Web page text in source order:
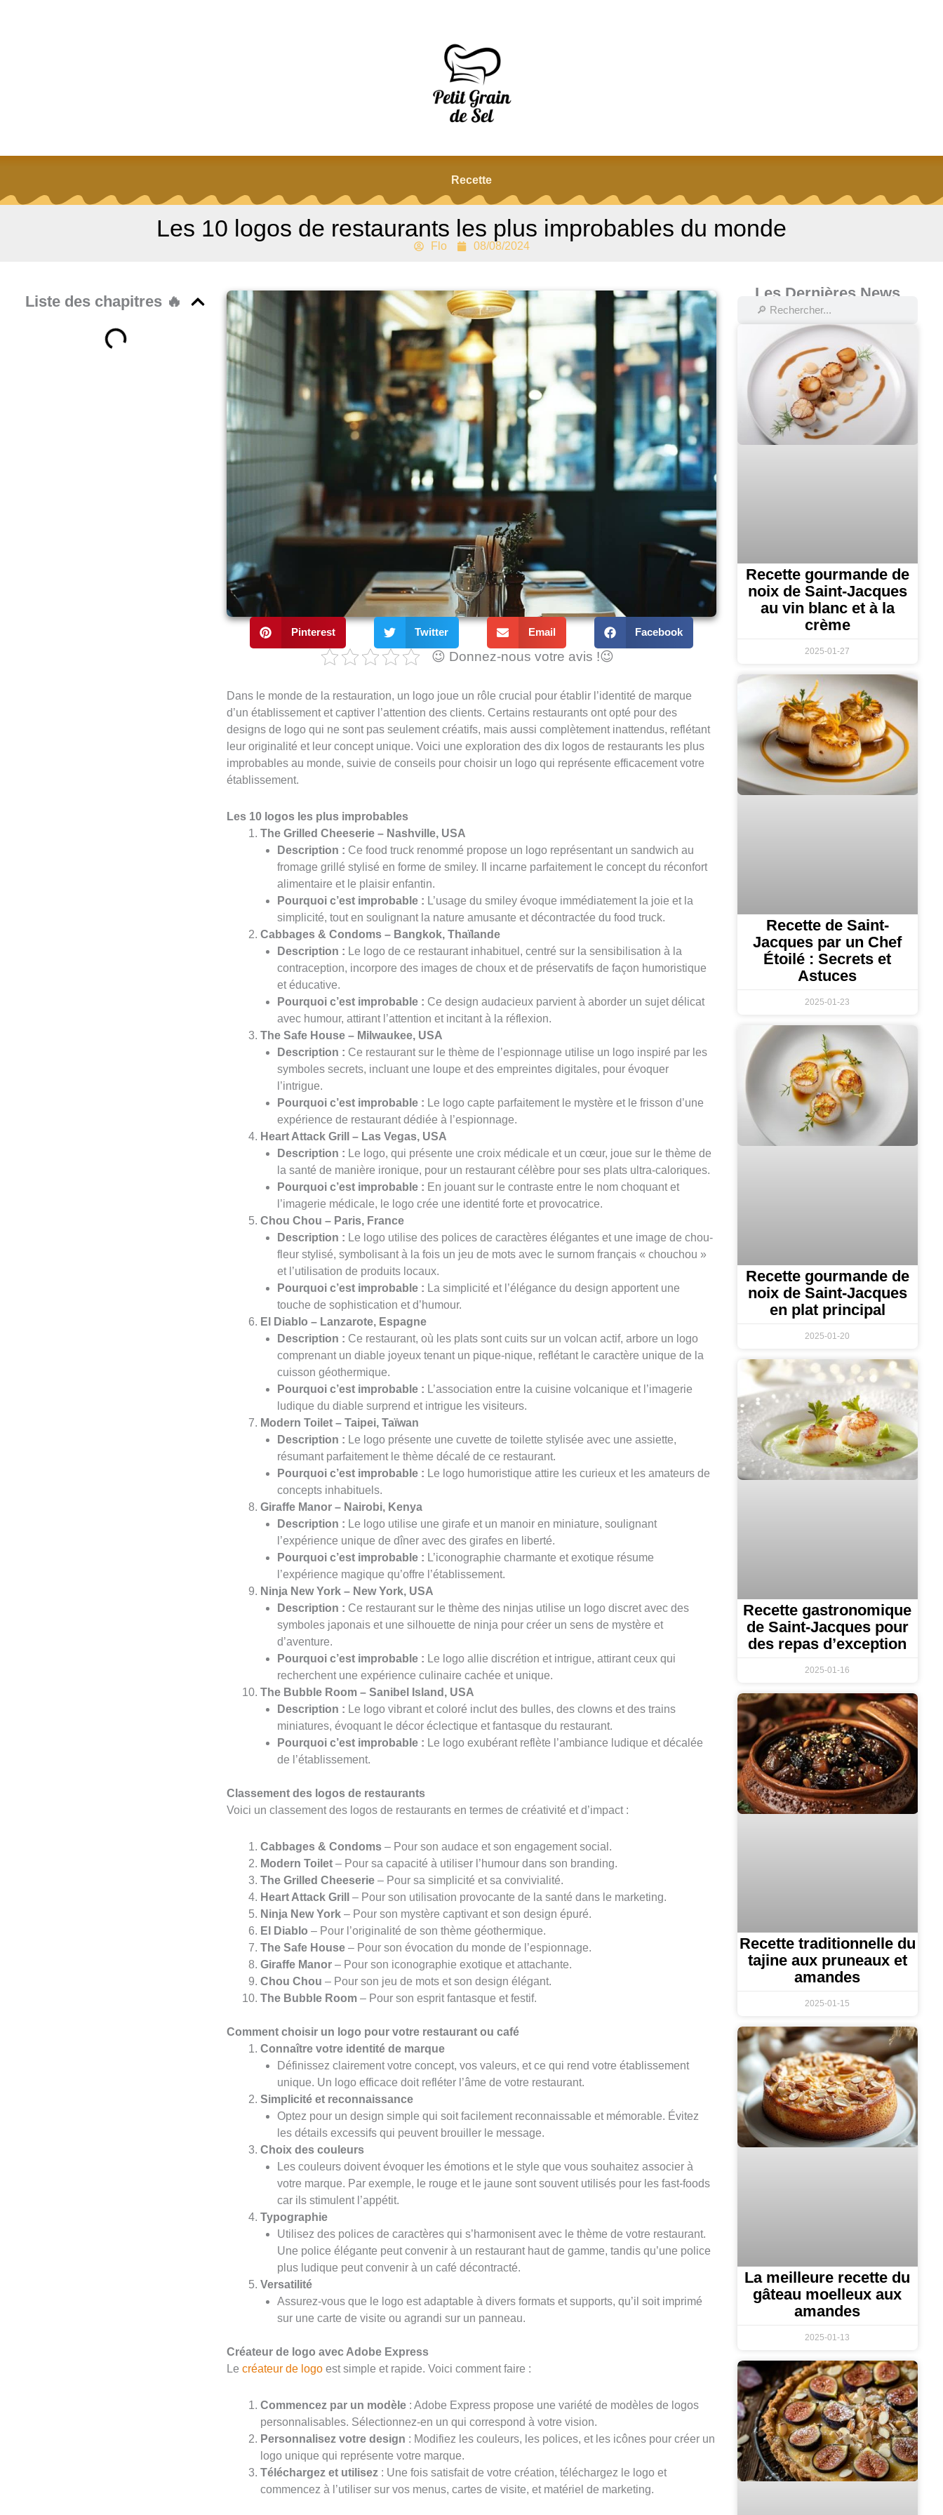
Recette
Les 10 logos de restaurants les plus improbables du monde
Flo 08/08/2024
Liste des chapitres 🔥
Pinterest Twitter Email Facebook
😉 Donnez-nous votre avis !😉
Dans le monde de la restauration, un logo joue un rôle crucial pour établir l’identité de marque
d’un établissement et captiver l’attention des clients. Certains restaurants ont opté pour des
designs de logo qui ne sont pas seulement créatifs, mais aussi complètement inattendus, reflétant
leur originalité et leur concept unique. Voici une exploration des dix logos de restaurants les plus
improbables au monde, suivie de conseils pour choisir un logo qui représente efficacement votre
établissement.
Les 10 logos les plus improbables
The Grilled Cheeserie – Nashville, USA
Description : Ce food truck renommé propose un logo représentant un sandwich au
fromage grillé stylisé en forme de smiley. Il incarne parfaitement le concept du réconfort
alimentaire et le plaisir enfantin.
Pourquoi c’est improbable : L’usage du smiley évoque immédiatement la joie et la
simplicité, tout en soulignant la nature amusante et décontractée du food truck.
Cabbages & Condoms – Bangkok, Thaïlande
Description : Le logo de ce restaurant inhabituel, centré sur la sensibilisation à la
contraception, incorpore des images de choux et de préservatifs de façon humoristique
et éducative.
Pourquoi c’est improbable : Ce design audacieux parvient à aborder un sujet délicat
avec humour, attirant l’attention et incitant à la réflexion.
The Safe House – Milwaukee, USA
Description : Ce restaurant sur le thème de l’espionnage utilise un logo inspiré par les
symboles secrets, incluant une loupe et des empreintes digitales, pour évoquer
l’intrigue.
Pourquoi c’est improbable : Le logo capte parfaitement le mystère et le frisson d’une
expérience de restaurant dédiée à l’espionnage.
Heart Attack Grill – Las Vegas, USA
Description : Le logo, qui présente une croix médicale et un cœur, joue sur le thème de
la santé de manière ironique, pour un restaurant célèbre pour ses plats ultra-caloriques.
Pourquoi c’est improbable : En jouant sur le contraste entre le nom choquant et
l’imagerie médicale, le logo crée une identité forte et provocatrice.
Chou Chou – Paris, France
Description : Le logo utilise des polices de caractères élégantes et une image de chou-
fleur stylisé, symbolisant à la fois un jeu de mots avec le surnom français « chouchou »
et l’utilisation de produits locaux.
Pourquoi c’est improbable : La simplicité et l’élégance du design apportent une
touche de sophistication et d’humour.
El Diablo – Lanzarote, Espagne
Description : Ce restaurant, où les plats sont cuits sur un volcan actif, arbore un logo
comprenant un diable joyeux tenant un pique-nique, reflétant le caractère unique de la
cuisson géothermique.
Pourquoi c’est improbable : L’association entre la cuisine volcanique et l’imagerie
ludique du diable surprend et intrigue les visiteurs.
Modern Toilet – Taipei, Taïwan
Description : Le logo présente une cuvette de toilette stylisée avec une assiette,
résumant parfaitement le thème décalé de ce restaurant.
Pourquoi c’est improbable : Le logo humoristique attire les curieux et les amateurs de
concepts inhabituels.
Giraffe Manor – Nairobi, Kenya
Description : Le logo utilise une girafe et un manoir en miniature, soulignant
l’expérience unique de dîner avec des girafes en liberté.
Pourquoi c’est improbable : L’iconographie charmante et exotique résume
l’expérience magique qu’offre l’établissement.
Ninja New York – New York, USA
Description : Ce restaurant sur le thème des ninjas utilise un logo discret avec des
symboles japonais et une silhouette de ninja pour créer un sens de mystère et
d’aventure.
Pourquoi c’est improbable : Le logo allie discrétion et intrigue, attirant ceux qui
recherchent une expérience culinaire cachée et unique.
The Bubble Room – Sanibel Island, USA
Description : Le logo vibrant et coloré inclut des bulles, des clowns et des trains
miniatures, évoquant le décor éclectique et fantasque du restaurant.
Pourquoi c’est improbable : Le logo exubérant reflète l’ambiance ludique et décalée
de l’établissement.
Classement des logos de restaurants
Voici un classement des logos de restaurants en termes de créativité et d’impact :
Cabbages & Condoms – Pour son audace et son engagement social.
Modern Toilet – Pour sa capacité à utiliser l’humour dans son branding.
The Grilled Cheeserie – Pour sa simplicité et sa convivialité.
Heart Attack Grill
– Pour son utilisation provocante de la santé dans le marketing.
Ninja New York – Pour son mystère captivant et son design épuré.
El Diablo – Pour l’originalité de son thème géothermique.
The Safe House – Pour son évocation du monde de l’espionnage.
Giraffe Manor – Pour son iconographie exotique et attachante.
Chou Chou – Pour son jeu de mots et son design élégant.
The Bubble Room – Pour son esprit fantasque et festif.
Comment choisir un logo pour votre restaurant ou café
Connaître votre identité de marque
Définissez clairement votre concept, vos valeurs, et ce qui rend votre établissement
unique. Un logo efficace doit refléter l’âme de votre restaurant.
Simplicité et reconnaissance
Optez pour un design simple qui soit facilement reconnaissable et mémorable. Évitez
les détails excessifs qui peuvent brouiller le message.
Choix des couleurs
Les couleurs doivent évoquer les émotions et le style que vous souhaitez associer à
votre marque. Par exemple, le rouge et le jaune sont souvent utilisés pour les fast-foods
car ils stimulent l’appétit.
Typographie
Utilisez des polices de caractères qui s’harmonisent avec le thème de votre restaurant.
Une police élégante peut convenir à un restaurant haut de gamme, tandis qu’une police
plus ludique peut convenir à un café décontracté.
Versatilité
Assurez-vous que le logo est adaptable à divers formats et supports, qu’il soit imprimé
sur une carte de visite ou agrandi sur un panneau.
Créateur de logo avec Adobe Express
Lecréateur de logo est simple et rapide. Voici comment faire :
Commencez par un modèle : Adobe Express propose une variété de modèles de logos
personnalisables. Sélectionnez-en un qui correspond à votre vision.
Personnalisez votre design : Modifiez les couleurs, les polices, et les icônes pour créer un
logo unique qui représente votre marque.
Téléchargez et utilisez : Une fois satisfait de votre création, téléchargez le logo et
commencez à l’utiliser sur vos menus, cartes de visite, et matériel de marketing.
Les Dernières News
Rechercher
Recette gourmande de
noix de Saint-Jacques
au vin blanc et à la
crème
2025-01-27
Recette de Saint-
Jacques par un Chef
Étoilé : Secrets et
Astuces
2025-01-23
Recette gourmande de
noix de Saint-Jacques
en plat principal
2025-01-20
Recette gastronomique
de Saint-Jacques pour
des repas d’exception
2025-01-16
Recette traditionnelle du
tajine aux pruneaux et
amandes
2025-01-15
La meilleure recette du
gâteau moelleux aux
amandes
2025-01-13